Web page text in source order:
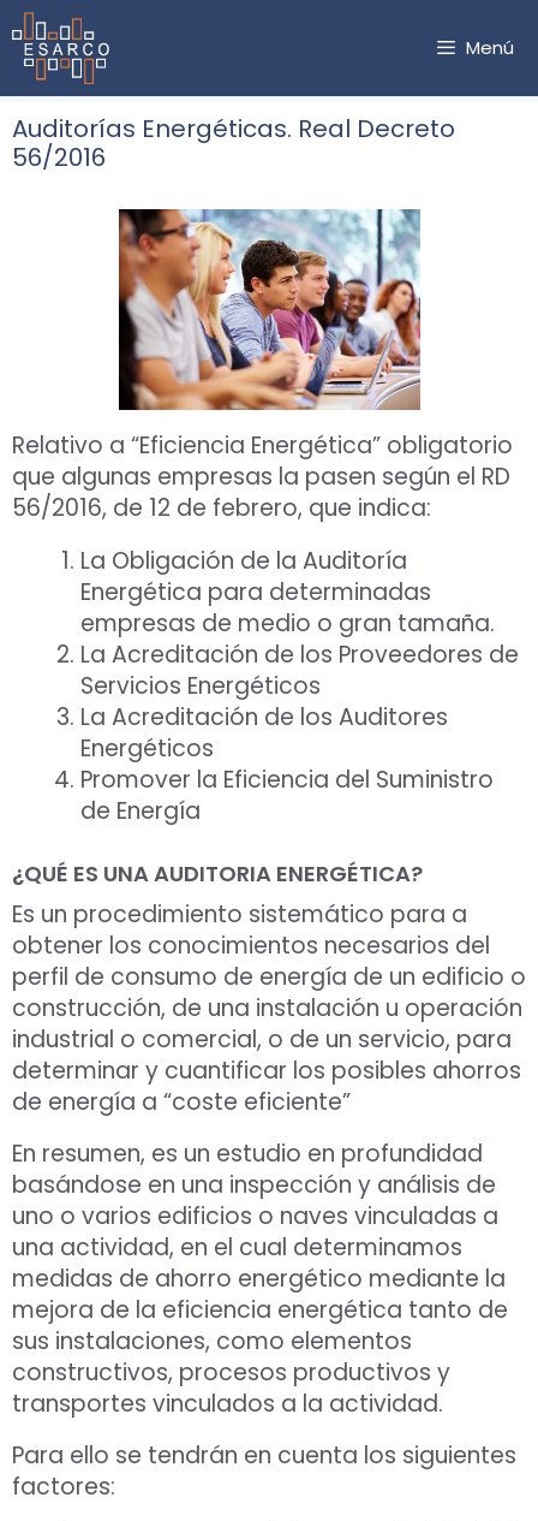
Saltar
al
contenido
Menú
Auditorías Energéticas. Real Decreto
56/2016
Relativo a “Eficiencia Energética” obligatorio
que algunas empresas la pasen según el RD
56/2016, de 12 de febrero, que indica:
La Obligación de la Auditoría
Energética para determinadas
empresas de medio o gran tamaña.
La Acreditación de los Proveedores de
Servicios Energéticos
La Acreditación de los Auditores
Energéticos
Promover la Eficiencia del Suministro
de Energía
¿QUÉ ES UNA AUDITORIA ENERGÉTICA?
Es un procedimiento sistemático para a
obtener los conocimientos necesarios del
perfil de consumo de energía de un edificio o
construcción, de una instalación u operación
industrial o comercial, o de un servicio, para
determinar y cuantificar los posibles ahorros
de energía a “coste eficiente”
En resumen, es un estudio en profundidad
basándose en una inspección y análisis de
uno o varios edificios o naves vinculadas a
una actividad, en el cual determinamos
medidas de ahorro energético mediante la
mejora de la eficiencia energética tanto de
sus instalaciones, como elementos
constructivos, procesos productivos y
transportes vinculados a la actividad.
Para ello se tendrán en cuenta los siguientes
factores: